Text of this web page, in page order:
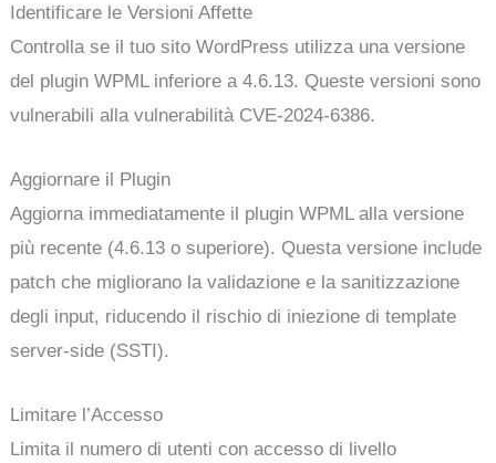
Identificare le Versioni Affette
Controlla se il tuo sito WordPress utilizza una versione
del plugin WPML inferiore a 4.6.13. Queste versioni sono
vulnerabili alla vulnerabilità CVE-2024-6386.
Aggiornare il Plugin
Aggiorna immediatamente il plugin WPML alla versione
più recente (4.6.13 o superiore). Questa versione include
patch che migliorano la validazione e la sanitizzazione
degli input, riducendo il rischio di iniezione di template
server-side (SSTI).
Limitare l’Accesso
Limita il numero di utenti con accesso di livello